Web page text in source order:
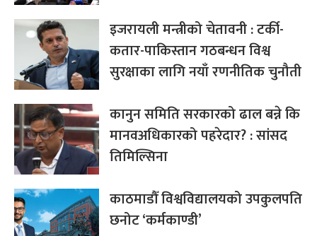
इजरायली मन्त्रीको चेतावनी : टर्की-
कतार-पाकिस्तान गठबन्धन विश्व
सुरक्षाका लागि नयाँ रणनीतिक चुनौती
कानुन समिति सरकारको ढाल बन्ने कि
मानवअधिकारको पहरेदार? : सांसद
तिमिल्सिना
काठमाडौँ विश्वविद्यालयको उपकुलपति
छनोट ‘कर्मकाण्डी’